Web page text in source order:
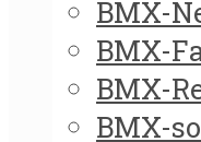
BMX-
BMX-
BMX-
BMX-